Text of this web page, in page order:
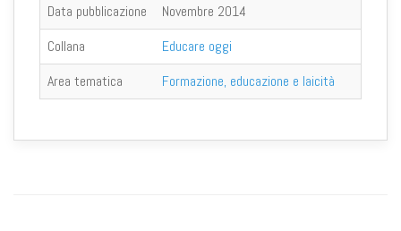
Data pubblicazione
Novembre 2014
Collana
Educare oggi
Area tematica
Formazione, educazione e laicità